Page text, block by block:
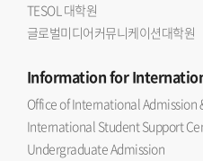
TESOL 대학원
글로벌미디어커뮤니케이션대학원
Informationfor
Office of International Admission
International Student Support
Undergraduate Admission